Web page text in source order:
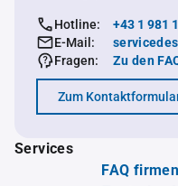
Hotline:
+43 1 981
E-Mail:
Fragen:
Zu den
Zum
Services
FAQ